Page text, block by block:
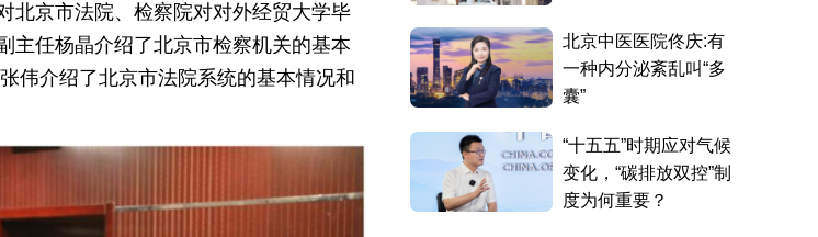
北京市法院、检察院对对外经贸大学毕
主任杨晶介绍了北京市检察机关的基本
伟介绍了北京市法院系统的基本情况和